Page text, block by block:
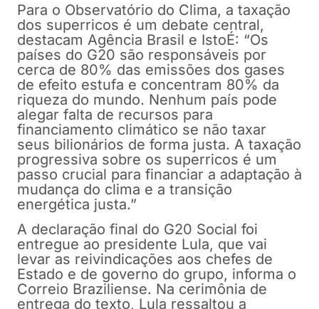
Para o Observatório do Clima, a taxação
dos superricos é um debate central,
destacam Agência Brasil e IstoÉ: “Os
países do G20 são responsáveis por
cerca de 80% das emissões dos gases
de efeito estufa e concentram 80% da
riqueza do mundo. Nenhum país pode
alegar falta de recursos para
financiamento climático se não taxar
seus bilionários de forma justa. A taxação
progressiva sobre os superricos é um
passo crucial para financiar a adaptação à
mudança do clima e a transição
energética justa.”
A declaração final do G20 Social foi
entregue ao presidente Lula, que vai
levar as reivindicações aos chefes de
Estado e de governo do grupo, informa o
Correio Braziliense. Na cerimônia de
entrega do texto, Lula ressaltou a